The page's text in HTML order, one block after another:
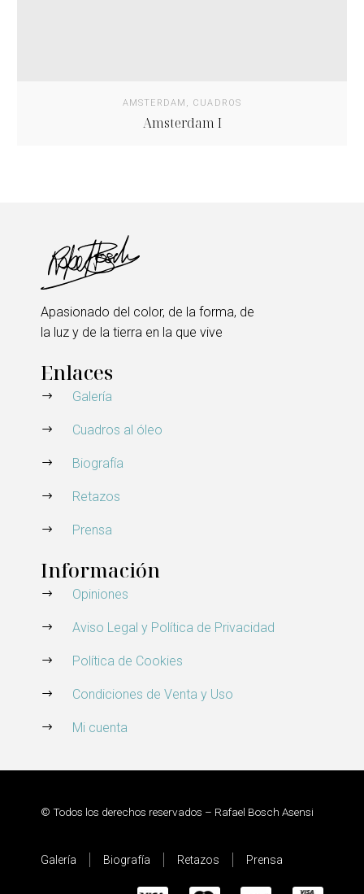
AMSTERDAM , CUADROS
Amsterdam I
Apasionado del color, de la forma, de
la luz y de la tierra en la que vive
Enlaces
Galería
Cuadros al óleo
Biografía
Retazos
Prensa
Información
Opiniones
Aviso Legal y Política de Privacidad
Política de Cookies
Condiciones de Venta y Uso
Mi cuenta
© Todos los derechos reservados – Rafael Bosch Asensi
Galería Biografía Retazos Prensa